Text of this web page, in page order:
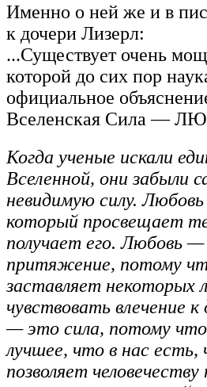
Именно о ней же и в
к дочери Лизерл:
...Существует очень
которой до сих пор
официальное
Вселенская Сила —
Когда ученые искали
Вселенной, они забыли
невидимую силу.
который просвещает
получает его. Любовь
притяжение, потому
заставляет некоторых
чувствовать влечение
— это сила, потому
лучшее, что в нас
позволяет